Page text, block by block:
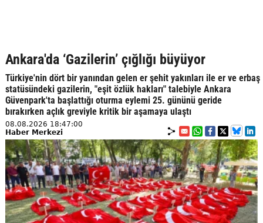
Ankara'da ‘Gazilerin’ çığlığı büyüyor
Türkiye'nin dört bir yanından gelen er şehit yakınları ile er ve erbaş
statüsündeki gazilerin, "eşit özlük hakları" talebiyle Ankara
Güvenpark'ta başlattığı oturma eylemi 25. gününü geride
bırakırken açlık greviyle kritik bir aşamaya ulaştı
08.08.2026 18:47:00
Haber Merkezi